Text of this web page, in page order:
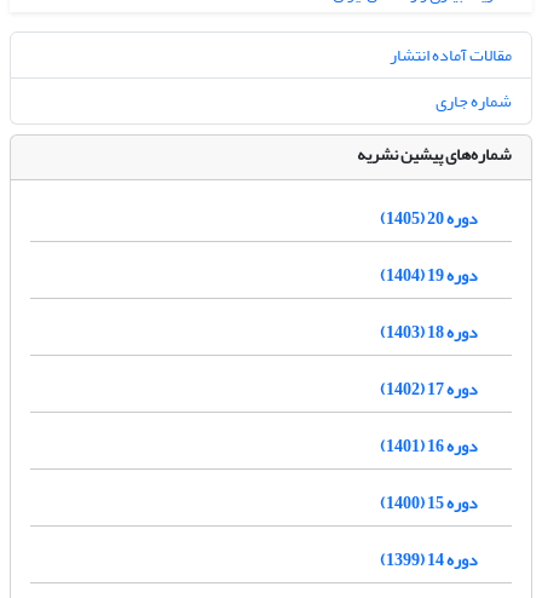
مقالات آماده انتشار
شماره جاری
شماره‌های پیشین نشریه
دوره 20 (1405)
دوره 19 (1404)
دوره 18 (1403)
دوره 17 (1402)
دوره 16 (1401)
دوره 15 (1400)
دوره 14 (1399)